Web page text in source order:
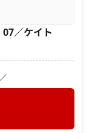
／ケイト